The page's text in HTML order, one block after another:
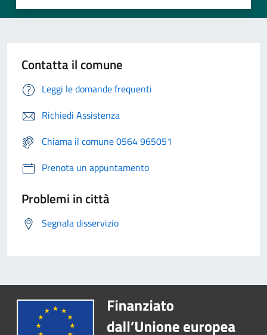
Contatta il comune
Leggi le domande frequenti
Richiedi Assistenza
Chiama il comune 0564 965051
Prenota un appuntamento
Problemi in città
Segnala disservizio